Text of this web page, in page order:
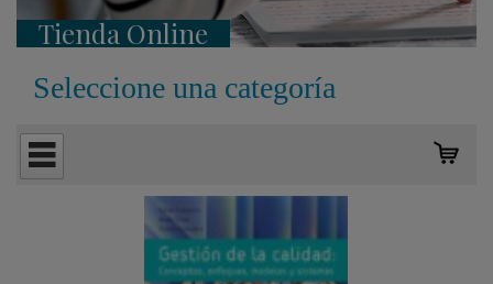
Tienda Online
Seleccione una categoría